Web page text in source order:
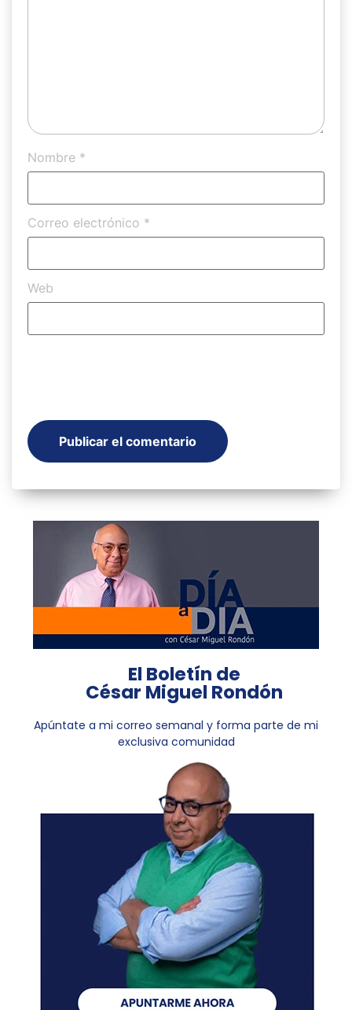
Nombre *
Correo electrónico *
Web
El Boletín de
César Miguel Rondón
Apúntate a mi correo semanal y forma parte de mi
exclusiva comunidad